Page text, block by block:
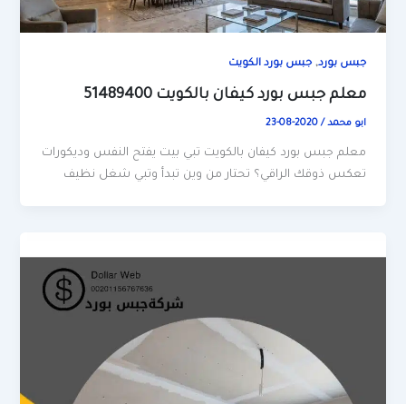
جبس بورد,جبس بورد الكويت
معلم جبس بورد كيفان بالكويت 51489400
ابو محمد/
2020-08-23
معلم جبس بورد كيفان بالكويت تبي بيت يفتح النفس وديكورات
تعكس ذوقك الراقي؟ تحتار من وين تبدأ وتبي شغل نظيف